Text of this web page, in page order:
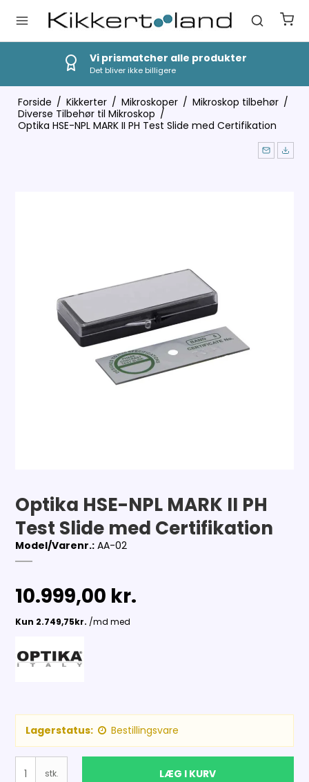
Vi prismatcher alle produkter
Det bliver ikke billigere
Forside / Kikkerter / Mikroskoper / Mikroskop tilbehør /
Diverse Tilbehør til Mikroskop /
Optika HSE-NPL MARK II PH Test Slide med Certifikation
Optika HSE-NPL MARK II PH
Test Slide med Certifikation
Model/Varenr.: AA-02
10.999,00 kr.
Lagerstatus: Bestillingsvare
stk. LÆG I KURV